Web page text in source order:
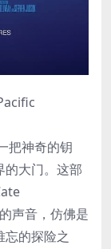
把神奇的钥
的大门。这部
声音，仿佛是
忘的探险之